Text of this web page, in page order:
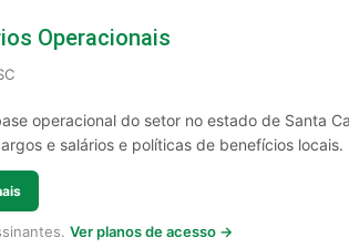
Operacionais
operacional do setor no estado de Santa
e salários e políticas de benefícios locais.
Ver planos de acesso →